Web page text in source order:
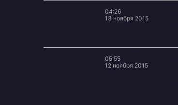
04:26
13 ноября 2015
05:55
12 ноября 2015